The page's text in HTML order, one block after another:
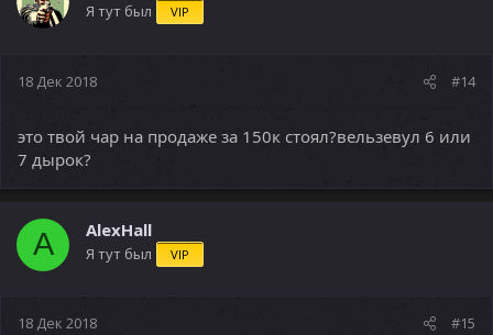
Я тут был VIP
18 Дек 2018 #14
это твой чар на продаже за 150к стоял?вельзевул 6 или
7 дырок?
A AlexHall
Я тут был VIP
18 Дек 2018 #15